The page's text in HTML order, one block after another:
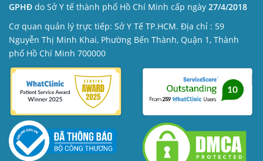
GPHĐ do Sở Y tế thành phố Hồ Chí Minh cấp ngày 27/4/2018
Cơ quan quản lý trực tiếp: Sở Y Tế TP.HCM. Địa chỉ : 59
Nguyễn Thị Minh Khai, Phường Bến Thành, Quận 1, Thành
phố Hồ Chí Minh 700000